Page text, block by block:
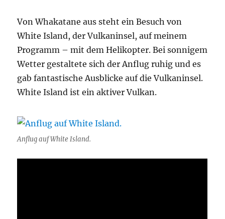
Von Whakatane aus steht ein Besuch von
White Island, der Vulkaninsel, auf meinem
Programm – mit dem Helikopter. Bei sonnigem
Wetter gestaltete sich der Anflug ruhig und es
gab fantastische Ausblicke auf die Vulkaninsel.
White Island ist ein aktiver Vulkan.
Anflug auf White Island.